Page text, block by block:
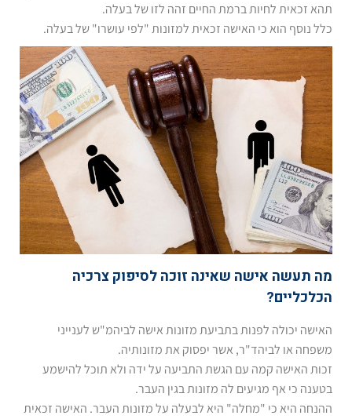
תהא זכאית לחיות ברמת החיים זהה לזו של בעלה.
כלל נוסף הוא כי האישה זכאית למזונות "לפי עושרו" של בעלה.
מה תעשה אישה שאינה זוכה לסיפוק צרכיה
הכלכליים?
האישה יכולה לפנות בתביעת מזונות אישה לביהמ"ש לענייני
משפחה או לביהד"ר, אשר יפסוק את מזונותיה.
זכות האישה קמה עם הגשת התביעה על ידה ולא תוכל להישמע
בטענה כי אף מגיעים לה מזונות בגין העבר.
ההנחה היא כי "מחלה" היא לבעלה על מזונות העבר. האישה זכאית